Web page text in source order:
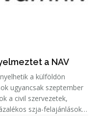
a NAV
a külföldön
ugyancsak szeptember
a civil szervezetek,
szja-felajánlásokat